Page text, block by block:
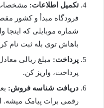
تکمیل اطلاعات: مشخصات
فرودگاه مبدأ و کشور
شماره موبایلی که اینجا
باهاش توی بله ثبت نام
پرداخت: مبلغ ریالی
پرداخت، واریز کن.
دریافت شناسه فروش:
رقمی برات پیامک میشه.